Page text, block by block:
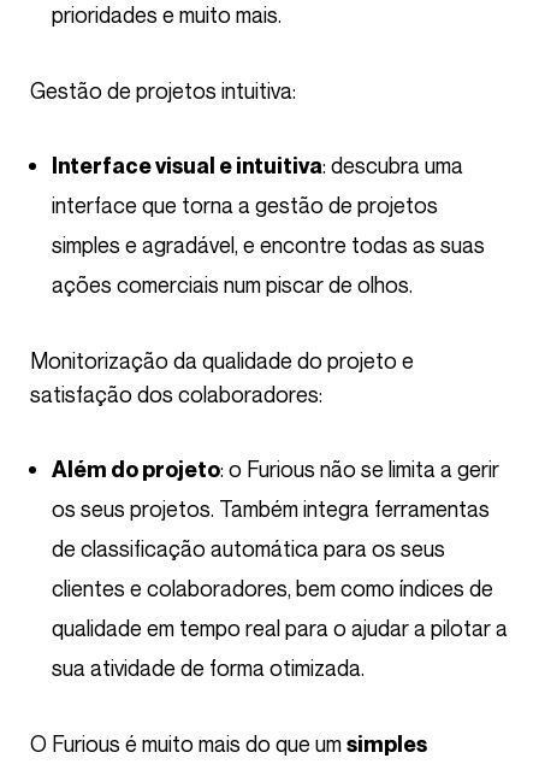
prioridades e muito mais.
Gestão de projetos intuitiva:
Interface visual e intuitiva: descubra uma
interface que torna a gestão de projetos
simples e agradável, e encontre todas as suas
ações comerciais num piscar de olhos.
Monitorização da qualidade do projeto e
satisfação dos colaboradores:
Além do projeto: o Furious não se limita a gerir
os seus projetos. Também integra ferramentas
de classificação automática para os seus
clientes e colaboradores, bem como índices de
qualidade em tempo real para o ajudar a pilotar a
sua atividade de forma otimizada.
O Furious é muito mais do que umsimples